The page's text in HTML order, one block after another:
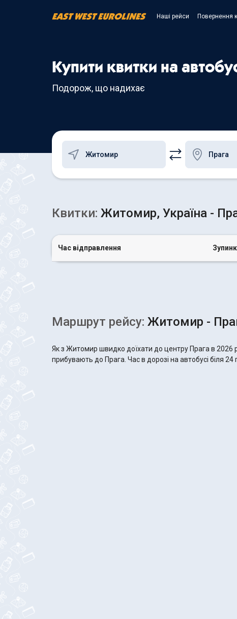
Наші рейси Повернення
Купити квитки на
Подорож, що надихає
Квитки: Житомир, Україна -
Час відправлення
Маршрут рейсу: Житомир -
Як з Житомир швидко доїхати до центру Прага в 2026
прибувають до Прага. Час в дорозі на автобусі біля 24